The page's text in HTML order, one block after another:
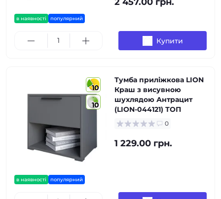
в наявності популярний
Купити
10
10
в наявності популярний
Тумба приліжкова LION
Краш з висувною
шухлядою Антрацит
(LION-044121) ТОП
0
1 229.00 грн.